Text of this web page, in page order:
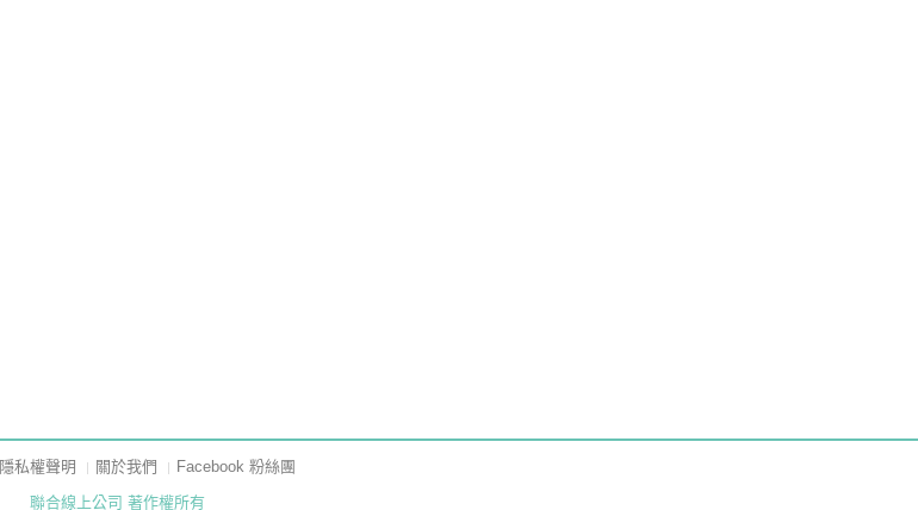
隱私權聲明 關於我們
Facebook 粉絲團
聯合線上公司 著作權所有